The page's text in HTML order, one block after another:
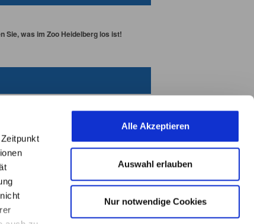
Alle Akzeptieren
Auswahl erlauben
Nur notwendige Cookies
Sie, was im Zoo Heidelberg los ist!
E